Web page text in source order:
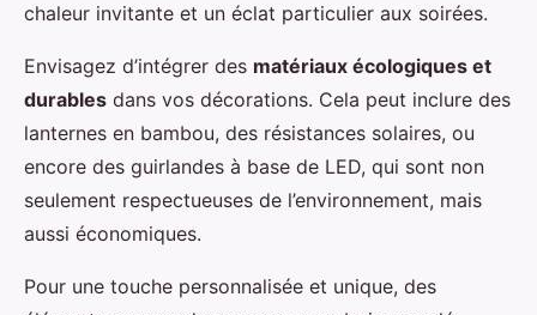
chaleur invitante et un éclat particulier aux soirées.
Envisagez d’intégrer des matériaux écologiques et
durables dans vos décorations. Cela peut inclure des
lanternes en bambou, des résistances solaires, ou
encore des guirlandes à base de LED, qui sont non
seulement respectueuses de l’environnement, mais
aussi économiques.
Pour une touche personnalisée et unique, des